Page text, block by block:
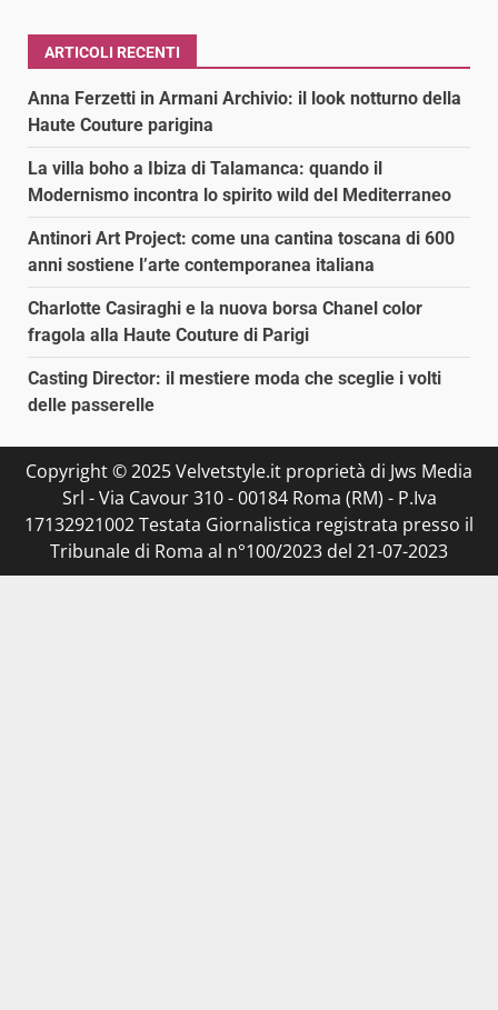
ARTICOLI RECENTI
Anna Ferzetti in Armani Archivio: il look notturno della
Haute Couture parigina
La villa boho a Ibiza di Talamanca: quando il
Modernismo incontra lo spirito wild del Mediterraneo
Antinori Art Project: come una cantina toscana di 600
anni sostiene l’arte contemporanea italiana
Charlotte Casiraghi e la nuova borsa Chanel color
fragola alla Haute Couture di Parigi
Casting Director: il mestiere moda che sceglie i volti
delle passerelle
Copyright © 2025 Velvetstyle.it proprietà di Jws Media
Srl - Via Cavour 310 - 00184 Roma (RM) - P.Iva
17132921002 Testata Giornalistica registrata presso il
Tribunale di Roma al n°100/2023 del 21-07-2023